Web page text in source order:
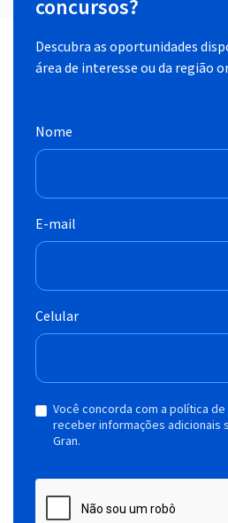
concursos?
Descubra as oportunidades
área de interesse ou da região
Nome
E-mail
Celular
Você concorda com a política
receber informações adicionais
Gran.